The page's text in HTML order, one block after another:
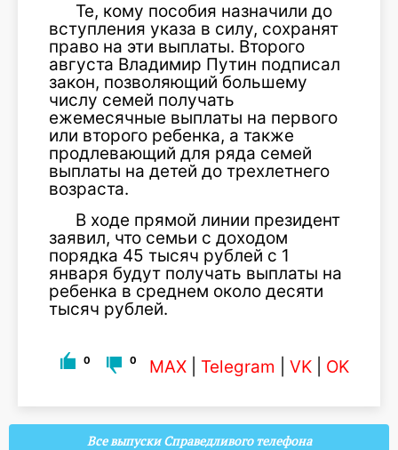
Те, кому пособия назначили до
вступления указа в силу, сохранят
право на эти выплаты. Второго
августа Владимир Путин подписал
закон, позволяющий большему
числу семей получать
ежемесячные выплаты на первого
или второго ребенка, а также
продлевающий для ряда семей
выплаты на детей до трехлетнего
возраста.
В ходе прямой линии президент
заявил, что семьи с доходом
порядка 45 тысяч рублей с 1
января будут получать выплаты на
ребенка в среднем около десяти
тысяч рублей.
0 0 MAX Telegram VK OK
Все выпуски Справедливого телефона